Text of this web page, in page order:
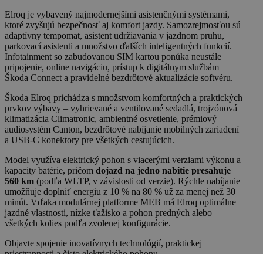
Elroq je vybavený najmodernejšími asistenčnými systémami,
ktoré zvyšujú bezpečnosť aj komfort jazdy. Samozrejmosťou sú
adaptívny tempomat, asistent udržiavania v jazdnom pruhu,
parkovací asistenti a množstvo ďalších inteligentných funkcií.
Infotainment so zabudovanou SIM kartou ponúka neustále
pripojenie, online navigáciu, prístup k digitálnym službám
Škoda Connect a pravidelné bezdrôtové aktualizácie softvéru.
Škoda Elroq prichádza s množstvom komfortných a praktických
prvkov výbavy – vyhrievané a ventilované sedadlá, trojzónová
klimatizácia Climatronic, ambientné osvetlenie, prémiový
audiosystém Canton, bezdrôtové nabíjanie mobilných zariadení
a USB-C konektory pre všetkých cestujúcich.
Model využíva elektrický pohon s viacerými verziami výkonu a
kapacity batérie, pričom dojazd na jedno nabitie presahuje
560 km (podľa WLTP, v závislosti od verzie). Rýchle nabíjanie
umožňuje doplniť energiu z 10 % na 80 % už za menej než 30
minút. Vďaka modulárnej platforme MEB má Elroq optimálne
jazdné vlastnosti, nízke ťažisko a pohon predných alebo
všetkých kolies podľa zvolenej konfigurácie.
Objavte spojenie inovatívnych technológií, praktickej